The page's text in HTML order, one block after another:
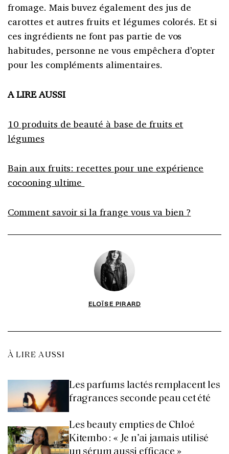
fromage. Mais buvez également des jus de
carottes et autres fruits et légumes colorés. Et si
ces ingrédients ne font pas partie de vos
habitudes, personne ne vous empêchera d’opter
pour les compléments alimentaires.
A LIRE AUSSI
10 produits de beauté à base de fruits et
légumes
Bain aux fruits: recettes pour une expérience
cocooning ultime
Comment savoir si la frange vous va bien ?
ELOÏSE PIRARD
À LIRE AUSSI
Les parfums lactés remplacent les
fragrances seconde peau cet été
Les beauty empties de Chloé
Kitembo : « Je n’ai jamais utilisé
un sérum aussi efficace »